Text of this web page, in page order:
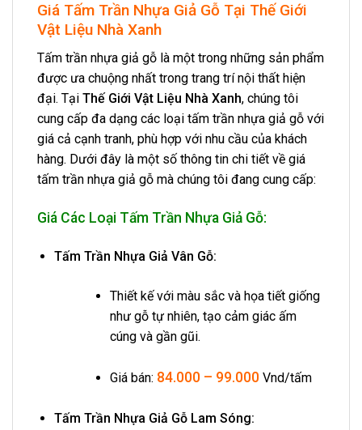
Giá Tấm Trần Nhựa Giả Gỗ Tại Thế Giới
Vật Liệu Nhà Xanh
Tấm trần nhựa giả gỗ là một trong những sản phẩm
được ưa chuộng nhất trong trang trí nội thất hiện
đại. Tại Thế Giới Vật Liệu Nhà Xanh, chúng tôi
cung cấp đa dạng các loại tấm trần nhựa giả gỗ với
giá cả cạnh tranh, phù hợp với nhu cầu của khách
hàng. Dưới đây là một số thông tin chi tiết về giá
tấm trần nhựa giả gỗ mà chúng tôi đang cung cấp:
Giá Các Loại Tấm Trần Nhựa Giả Gỗ:
Tấm Trần Nhựa Giả Vân Gỗ:
Thiết kế với màu sắc và họa tiết giống
như gỗ tự nhiên, tạo cảm giác ấm
cúng và gần gũi.
Giá bán: 84.000 – 99.000 Vnd/tấm
Tấm Trần Nhựa Giả Gỗ Lam Sóng: